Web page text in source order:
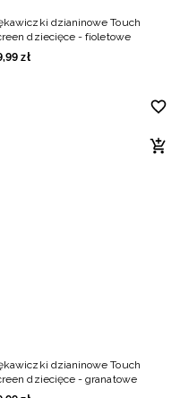
dzianinowe Touch
dziecięce - fioletowe
,99 zł
dzianinowe Touch
dziecięce - granatowe